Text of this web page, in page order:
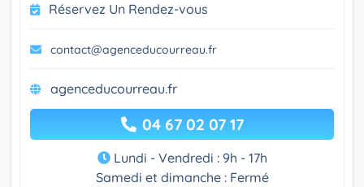
Réservez Un Rendez-vous
contact@agenceducourreau.fr
agenceducourreau.fr
04 67 02 07 17
Lundi - Vendredi : 9h - 17h
Samedi et dimanche : Fermé